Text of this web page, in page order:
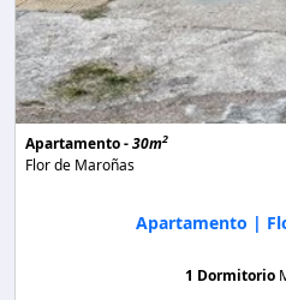
Apartamento -30m2
Flor de Maroñas
Apartamento |
1 Dormitorio